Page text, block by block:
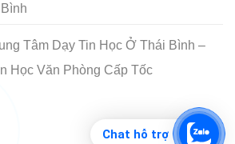
Chat hỗ trợ
Tâm Dạy Tin Học Ở Thái Bình –
Học Văn Phòng Cấp Tốc